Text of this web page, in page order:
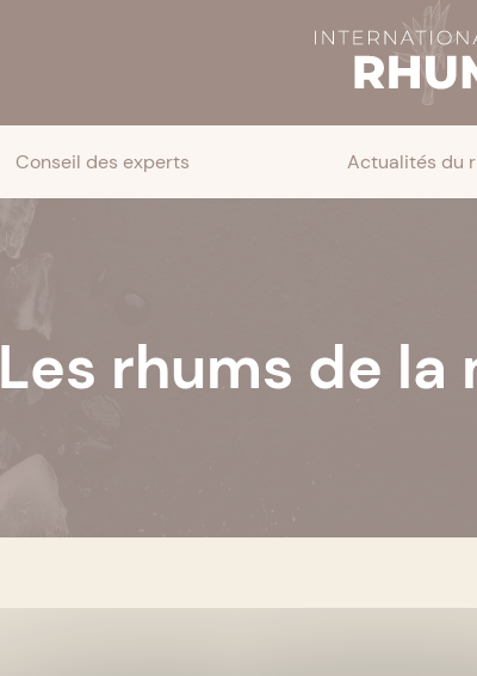
Conseil des experts Actualités du
Les rhums de la